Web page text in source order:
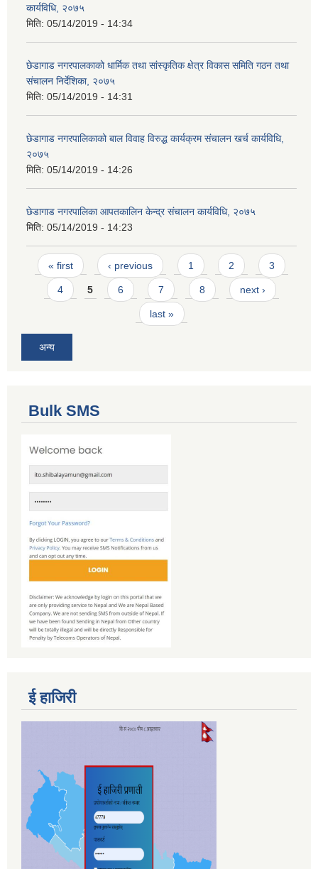
कार्यविधि, २०७५
मिति: 05/14/2019 - 14:34
छेडागाड नगरपालकाको धार्मिक तथा सांस्कृतिक क्षेत्र विकास समिति गठन तथा
संचालन निर्देशिका, २०७५
मिति: 05/14/2019 - 14:31
छेडागाड नगरपालिकाको बाल विवाह विरुद्ध कार्यक्रम संचालन खर्च कार्यविधि,
२०७५
मिति: 05/14/2019 - 14:26
छेडागाड नगरपालिका आपतकालिन केन्द्र संचालन कार्यविधि, २०७५
मिति: 05/14/2019 - 14:23
Pages
« first ‹ previous 1 2 3
4 5 6 7 8 next ›
last »
अन्य
Bulk SMS
ई हाजिरी